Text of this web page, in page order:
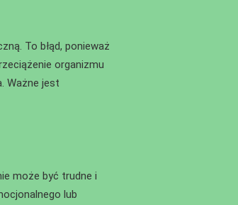
To błąd, ponieważ
organizmu
Ważne jest
może być trudne i
lub